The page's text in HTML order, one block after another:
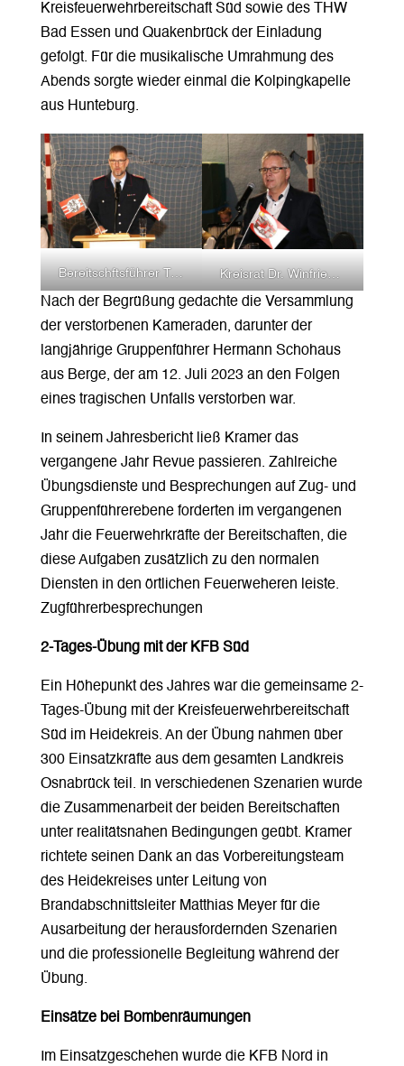
Kreisfeuerwehrbereitschaft Süd sowie des THW
Bad Essen und Quakenbrück der Einladung
gefolgt. Für die musikalische Umrahmung des
Abends sorgte wieder einmal die Kolpingkapelle
aus Hunteburg.
Bereitschftsführer Till Kramer gab einem umfassenden Jahresrückblick. Kreisrat Dr. Winfried Wilkens überbrachte die Grüße des Landkreises Osnabrück und dankte für das herausragende ehrenamtliche Engagement.
Nach der Begrüßung gedachte die Versammlung
der verstorbenen Kameraden, darunter der
langjährige Gruppenführer Hermann Schohaus
aus Berge, der am 12. Juli 2023 an den Folgen
eines tragischen Unfalls verstorben war.
In seinem Jahresbericht ließ Kramer das
vergangene Jahr Revue passieren. Zahlreiche
Übungsdienste und Besprechungen auf Zug- und
Gruppenführerebene forderten im vergangenen
Jahr die Feuerwehrkräfte der Bereitschaften, die
diese Aufgaben zusätzlich zu den normalen
Diensten in den örtlichen Feuerweheren leiste.
Zugführerbesprechungen
2-Tages-Übung mit der KFB Süd
Ein Höhepunkt des Jahres war die gemeinsame 2-
Tages-Übung mit der Kreisfeuerwehrbereitschaft
Süd im Heidekreis. An der Übung nahmen über
300 Einsatzkräfte aus dem gesamten Landkreis
Osnabrück teil. In verschiedenen Szenarien wurde
die Zusammenarbeit der beiden Bereitschaften
unter realitätsnahen Bedingungen geübt. Kramer
richtete seinen Dank an das Vorbereitungsteam
des Heidekreises unter Leitung von
Brandabschnittsleiter Matthias Meyer für die
Ausarbeitung der herausfordernden Szenarien
und die professionelle Begleitung während der
Übung.
Einsätze bei Bombenräumungen
Im Einsatzgeschehen wurde die KFB Nord in